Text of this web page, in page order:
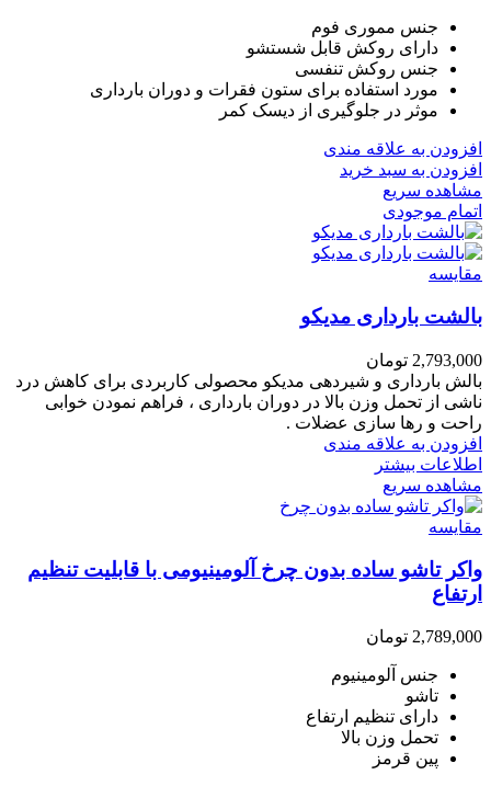
جنس مموری فوم
دارای روکش قابل شستشو
جنس روکش تنفسی
مورد استفاده برای ستون فقرات و دوران بارداری
موثر در جلوگیری از دیسک کمر
افزودن به علاقه مندی
افزودن به سبد خرید
مشاهده سریع
اتمام موجودی
مقایسه
بالشت بارداری مدیکو
2,793,000 تومان
بالش بارداری و شیردهی مدیکو محصولی کاربردی برای کاهش درد
ناشی از تحمل وزن بالا در دوران بارداری ، فراهم نمودن خوابی
راحت و رها سازی عضلات .
افزودن به علاقه مندی
اطلاعات بیشتر
مشاهده سریع
مقایسه
واکر تاشو ساده بدون چرخ آلومینیومی با قابلیت تنظیم
ارتفاع
2,789,000 تومان
جنس آلومینیوم
تاشو
دارای تنظیم ارتفاع
تحمل وزن بالا
پین قرمز